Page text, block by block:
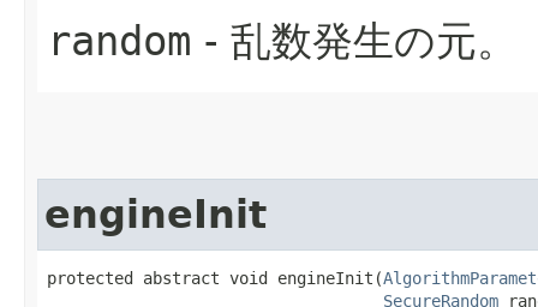
random - 乱数発生の元。
engineInit
protected abstract void engineInit​(
SecureRandom